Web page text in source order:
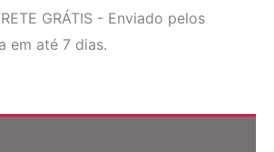
GRÁTIS - Enviado pelos
em até 7 dias.